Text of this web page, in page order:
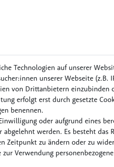
Technologien auf unserer
unserer Webseite (z.B.
von Drittanbietern einzubinden
erfolgt erst durch gesetzte
benennen.
oder aufgrund eines
werden. Es besteht das
Zeitpunkt zu ändern oder zu
Verwendung